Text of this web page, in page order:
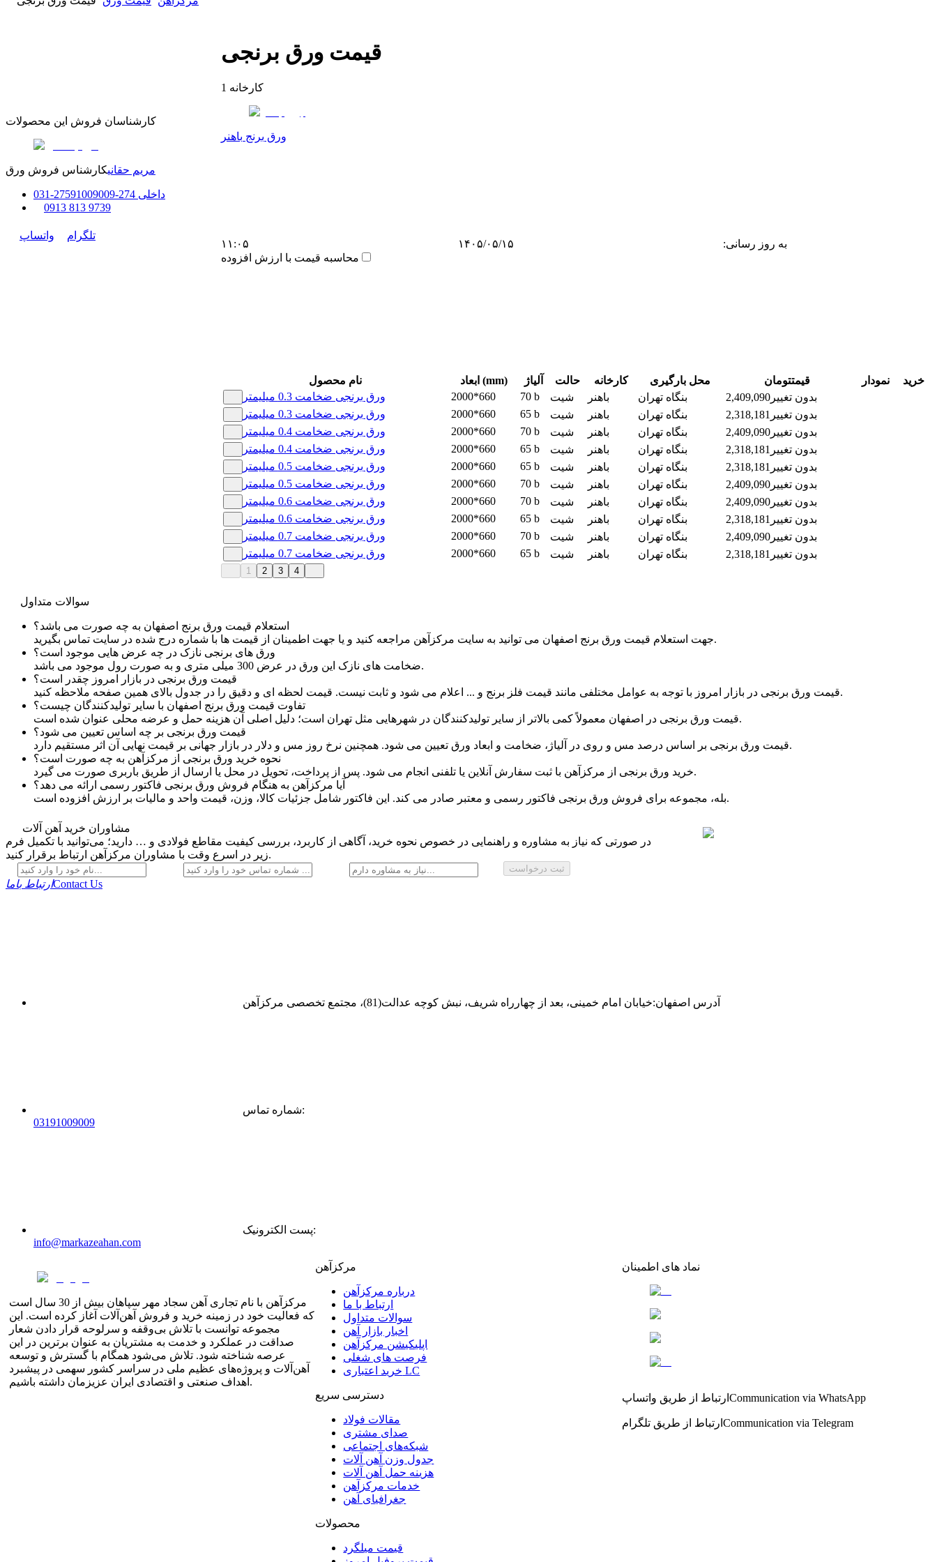
قیمت ورق برنجی
1 کارخانه
ورق برنج باهنر
به روز رسانی: ۱۴۰۵/۰۵/۱۵
۱۱:۰۵
محاسبه قیمت با ارزش افزوده
نام محصول ابعاد (mm) آلیاژ حالت کارخانه محل بارگیری قیمتتومان نمودار
خرید
ورق برنجی ضخامت 0.3 میلیمتر
2000*660 70 b شیت باهنر بنگاه تهران بدون تغییر2,409,090
ورق برنجی ضخامت 0.3 میلیمتر
2000*660 65 b شیت باهنر بنگاه تهران بدون تغییر 2,318,181
ورق برنجی ضخامت 0.4 میلیمتر
2000*660 70 b شیت باهنر بنگاه تهران بدون تغییر2,409,090
ورق برنجی ضخامت 0.4 میلیمتر
2000*660 65 b شیت باهنر بنگاه تهران بدون تغییر 2,318,181
ورق برنجی ضخامت 0.5 میلیمتر
2000*660 65 b شیت باهنر بنگاه تهران بدون تغییر 2,318,181
ورق برنجی ضخامت 0.5 میلیمتر
2000*660 70 b شیت باهنر بنگاه تهران بدون تغییر2,409,090
ورق برنجی ضخامت 0.6 میلیمتر
2000*660 70 b شیت باهنر بنگاه تهران بدون تغییر2,409,090
ورق برنجی ضخامت 0.6 میلیمتر
2000*660 65 b شیت باهنر بنگاه تهران بدون تغییر 2,318,181
ورق برنجی ضخامت 0.7 میلیمتر
2000*660 70 b شیت باهنر بنگاه تهران بدون تغییر2,409,090
ورق برنجی ضخامت 0.7 میلیمتر
2000*660 65 b شیت باهنر بنگاه تهران بدون تغییر 2,318,181
1 2 3 4
کارشناسان فروش این محصولات
مریم حقانیکارشناس فروش ورق
داخلی 274-275
91009009
-
031
0913 813 9739
تلگرام واتساپ
سوالات متداول
استعلام قیمت ورق برنج اصفهان به چه صورت می باشد؟
جهت استعلام قیمت ورق برنج اصفهان می توانید به سایت مرکزآهن مراجعه کنید و یا جهت اطمینان از قیمت ها با شماره درج شده در سایت تماس بگیرید.
ورق های برنجی نازک در چه عرض هایی موجود است؟
ضخامت های نازک این ورق در عرض 300 میلی متری و به صورت رول موجود می باشد.
قیمت ورق برنجی در بازار امروز چقدر است؟
قیمت ورق برنجی در بازار امروز با توجه به عوامل مختلفی مانند قیمت فلز برنج و ... اعلام می شود و ثابت نیست. قیمت لحظه ای و دقیق را در جدول بالای همین صفحه ملاحظه کنید.
تفاوت قیمت ورق برنج اصفهان با سایر تولیدکنندگان چیست؟
قیمت ورق برنجی در اصفهان معمولاً کمی بالاتر از سایر تولیدکنندگان در شهرهایی مثل تهران است؛ دلیل اصلی آن هزینه حمل و عرضه محلی عنوان شده است.
قیمت ورق برنجی بر چه اساس تعیین می شود؟
قیمت ورق برنجی بر اساس درصد مس و روی در آلیاژ، ضخامت و ابعاد ورق تعیین می‌ شود. همچنین نرخ روز مس و دلار در بازار جهانی بر قیمت نهایی آن اثر مستقیم دارد.
نحوه خرید ورق برنجی از مرکزآهن به چه صورت است؟
خرید ورق برنجی از مرکزآهن با ثبت سفارش آنلاین یا تلفنی انجام می ‌شود. پس از پرداخت، تحویل در محل یا ارسال از طریق باربری صورت می ‌گیرد.
بله، مجموعه برای فروش ورق برنجی فاکتور رسمی و معتبر صادر می ‌کند. این فاکتور شامل جزئیات کالا، وزن، قیمت واحد و مالیات بر ارزش افزوده است.
مشاوران خرید آهن آلات
در صورتی که نیاز به مشاوره و راهنمایی در خصوص نحوه خرید، آگاهی از کاربرد، بررسی کیفیت مقاطع فولادی و … دارید؛ می‌توانید با تکمیل فرم
زیر در اسرع وقت با مشاوران مرکزآهن ارتباط برقرار کنید.
ثبت درخواست
ارتباط باماContact Us
آدرس اصفهان:خیابان امام خمینی، بعد از چهارراه شریف، نبش کوچه عدالت(81)، مجتمع تخصصی مرکزآهن
شماره تماس:
03191009009
پست الکترونیک:
info@markazeahan.com
مرکزآهن با نام تجاری آهن سجاد مهر سپاهان بیش از 30 سال است
که فعالیت خود در زمینه خرید و فروش آهن‌آلات آغاز کرده است. این
مجموعه توانست با تلاش بی‌وقفه و سرلوحه قرار دادن شعار
صداقت در عملکرد و خدمت به مشتریان به عنوان برترین در این
عرصه شناخته شود. تلاش می‌شود همگام با گسترش و توسعه
آهن‌آلات و پروژه‌های عظیم ملی در سراسر کشور سهمی در پیشبرد
اهداف صنعتی و اقتصادی ایران عزیزمان داشته باشیم.
مرکزآهن
درباره مرکزآهن
ارتباط با ما
سوالات متداول
اخبار بازار آهن
اپلیکیشن مرکزآهن
فرصت های شغلی
خرید اعتباری LC
دسترسی سریع
مقالات فولاد
صدای مشتری
شبکه‌های اجتماعی
جدول وزن آهن آلات
هزینه حمل آهن آلات
خدمات مرکزآهن
جغرافیای آهن
محصولات
قیمت میلگرد
نماد های اطمینان
ارتباط از طریق واتساپ Communication via WhatsApp
ارتباط از طریق تلگرام Communication via Telegram